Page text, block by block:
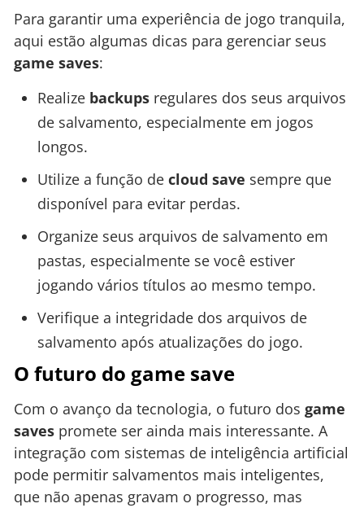
Para garantir uma experiência de jogo tranquila,
aqui estão algumas dicas para gerenciar seus
game saves:
Realize backupsregulares dos seus arquivos
de salvamento, especialmente em jogos
longos.
Utilize a função de cloud save sempre que
disponível para evitar perdas.
Organize seus arquivos de salvamento em
pastas, especialmente se você estiver
jogando vários títulos ao mesmo tempo.
Verifique a integridade dos arquivos de
salvamento após atualizações do jogo.
O futuro do game save
Com o avanço da tecnologia, o futuro dos game
saves promete ser ainda mais interessante. A
integração com sistemas de inteligência artificial
pode permitir salvamentos mais inteligentes,
que não apenas gravam o progresso, mas